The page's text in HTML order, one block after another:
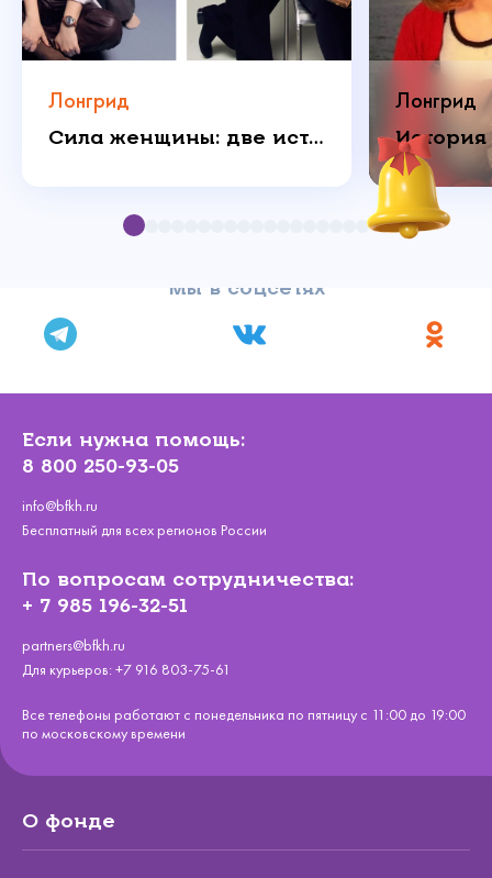
Лонгрид
Сила женщины: две истории о любви, которая побеждает
Лонгрид
Мы в соцсетях
Если нужна помощь:
8 800 250-93-05
info@bfkh.ru
Бесплатный для всех регионов России
По вопросам сотрудничества:
+ 7 985 196-32-51
partners@bfkh.ru
Для курьеров: +7 916 803-75-61
Все телефоны работают с понедельника по пятницу с 11:00 до 19:00
по московскому времени
О фонде